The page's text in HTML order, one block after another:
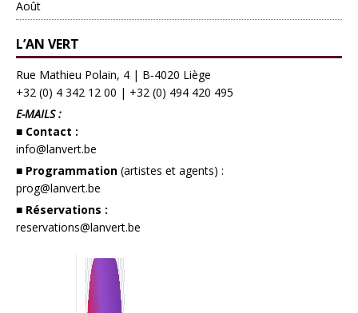
Août
L’AN VERT
Rue Mathieu Polain, 4 | B-4020 Liège
+32 (0) 4 342 12 00 | +32 (0) 494 420 495
E-MAILS :
■ Contact :
info@lanvert.be
■ Programmation (artistes et agents) :
prog@lanvert.be
■ Réservations :
reservations@lanvert.be